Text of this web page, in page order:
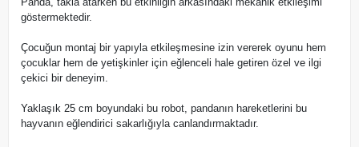
göstermektedir.
Çocuğun montaj bir yapıyla etkileşmesine izin vererek oyunu hem
çocuklar hem de yetişkinler için eğlenceli hale getiren özel ve ilgi
çekici bir deneyim.
Yaklaşık 25 cm boyundaki bu robot, pandanın hareketlerini bu
hayvanın eğlendirici sakarlığıyla canlandırmaktadır.